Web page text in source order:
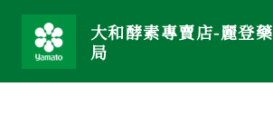
要
大和酵素專賣店-麗登藥
局